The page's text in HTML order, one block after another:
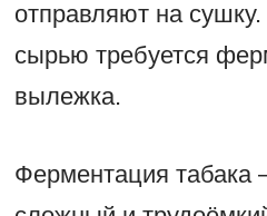
отправляют на
сырью требуется
вылежка.
Ферментация табака